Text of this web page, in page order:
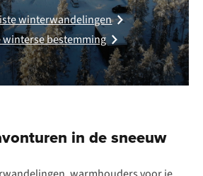
winterwandelingen
winterse bestemming
in de sneeuw